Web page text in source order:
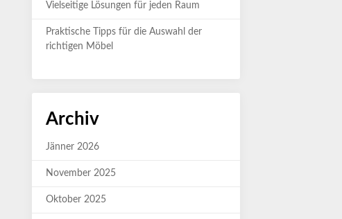
Vielseitige Lösungen für jeden Raum
Praktische Tipps für die Auswahl der
richtigen Möbel
Archiv
Jänner 2026
November 2025
Oktober 2025